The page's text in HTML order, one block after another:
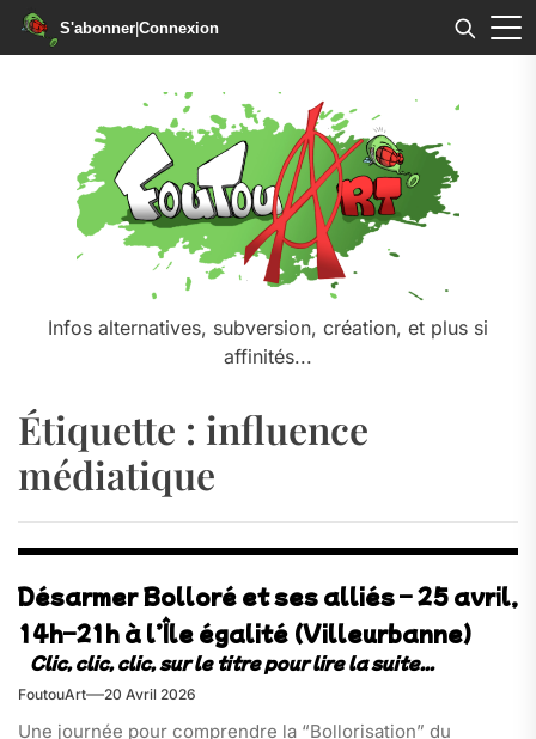
S'abonner|Connexion
Infos alternatives, subversion, création, et plus si
affinités...
Étiquette : influence
médiatique
Désarmer Bolloré et ses alliés – 25 avril,
14h–21h à l’Île égalité (Villeurbanne)
FoutouArt 20 Avril 2026
Une journée pour comprendre la “Bollorisation” du